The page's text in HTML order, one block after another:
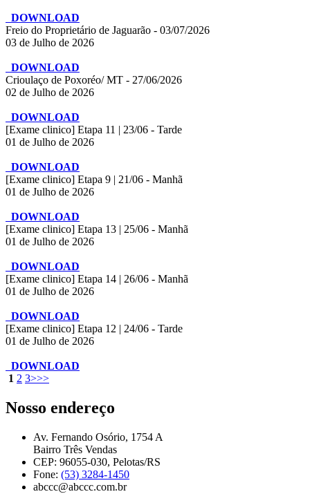
DOWNLOAD
Freio do Proprietário de Jaguarão - 03/07/2026
03 de Julho de 2026
DOWNLOAD
Crioulaço de Poxoréo/ MT - 27/06/2026
02 de Julho de 2026
DOWNLOAD
[Exame clinico] Etapa 11 | 23/06 - Tarde
01 de Julho de 2026
DOWNLOAD
[Exame clinico] Etapa 9 | 21/06 - Manhã
01 de Julho de 2026
DOWNLOAD
[Exame clinico] Etapa 13 | 25/06 - Manhã
01 de Julho de 2026
DOWNLOAD
[Exame clinico] Etapa 14 | 26/06 - Manhã
01 de Julho de 2026
DOWNLOAD
[Exame clinico] Etapa 12 | 24/06 - Tarde
01 de Julho de 2026
DOWNLOAD
1 2 3>>>
Nosso endereço
Av. Fernando Osório, 1754 A
Bairro Três Vendas
CEP: 96055-030, Pelotas/RS
Fone: (53) 3284-1450
abccc@abccc.com.br